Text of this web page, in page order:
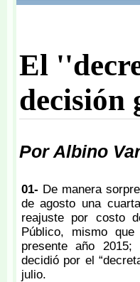
El
decisión
Por Albino
01- De manera
de agosto una
reajuste por costo
Público, mismo
presente año
decidió por el
julio.